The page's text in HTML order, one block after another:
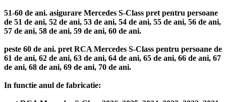
51-60 de ani. asigurare Mercedes S-Class pret pentru persoane
de 51 de ani, 52 de ani, 53 de ani, 54 de ani, 55 de ani, 56 de ani,
57 de ani, 58 de ani, 59 de ani, 60 de ani.
peste 60 de ani. pret RCA Mercedes S-Class pentru persoane de
61 de ani, 62 de ani, 63 de ani, 64 de ani, 65 de ani, 66 de ani, 67
de ani, 68 de ani, 69 de ani, 70 de ani.
In functie anul de fabricatie: